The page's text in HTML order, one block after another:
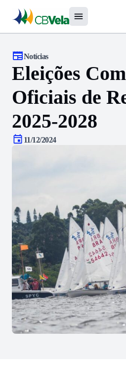
Notícias
Eleições
Oficiais de
2025-2028
11/12/2024